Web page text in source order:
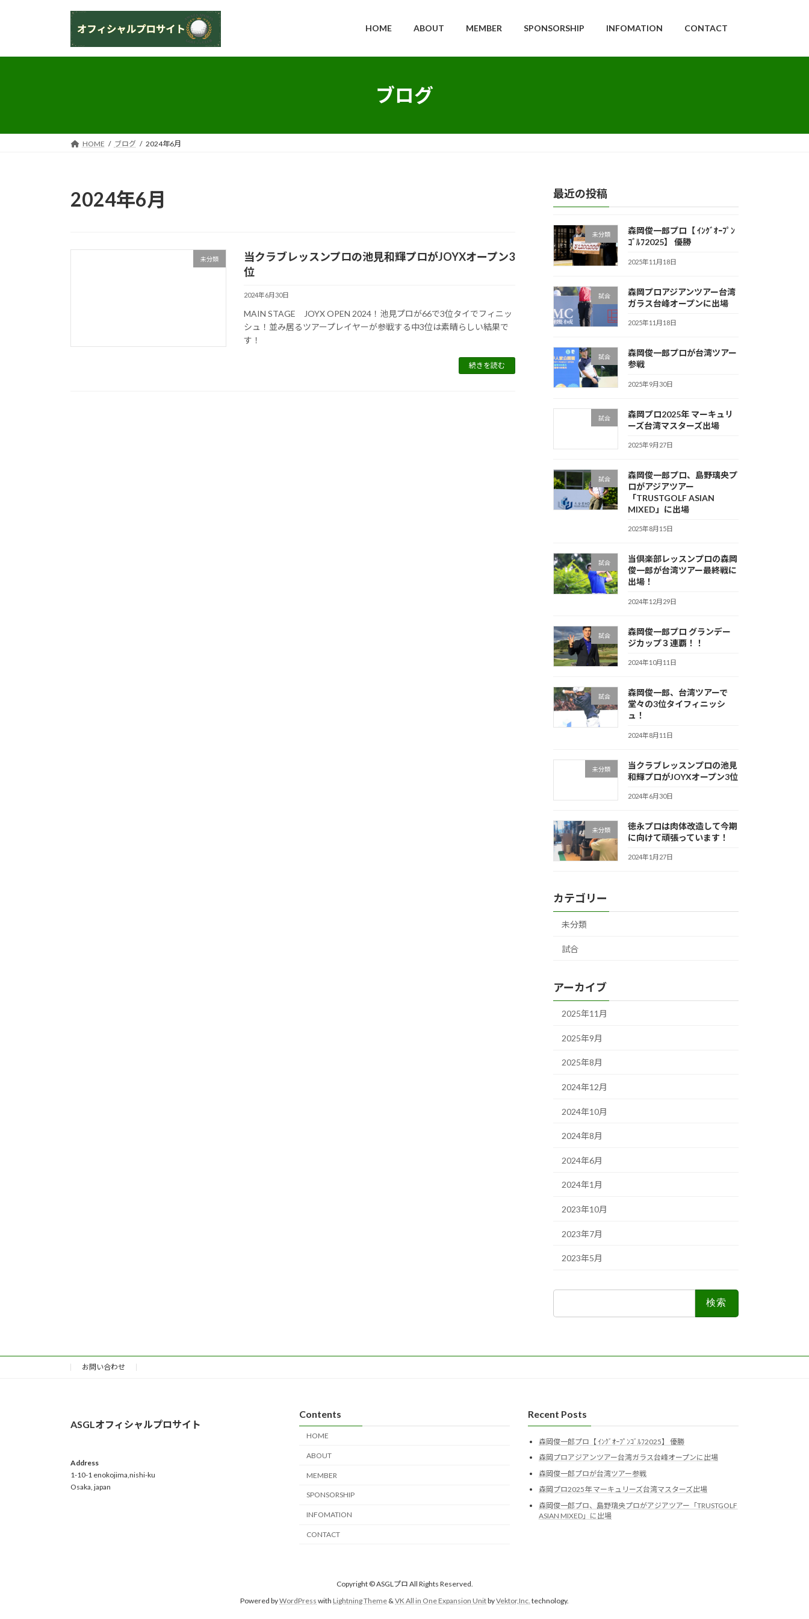
プ
動
HOME ABOUT MEMBER SPONSORSHIP INFOMATION CONTACT
ブログ
HOME ブログ 2024年6月
2024年6月
未分類
当クラブレッスンプロの池見和輝プロがJOYXオープン3
位
2024年6月30日
MAIN STAGE JOYX OPEN 2024！池見プロが66で3位タイでフィニッ
シュ！並み居るツアープレイヤーが参戦する中3位は素晴らしい結果で
す！
続きを読む
最近の投稿
未分類
森岡俊一郎プロ【 ｲﾝｸﾞｵｰﾌﾟﾝ
ｺﾞﾙﾌ2025】 優勝
2025年11月18日
試合
森岡プロアジアンツアー台湾
ガラス台峰オープンに出場
2025年11月18日
試合
森岡俊一郎プロが台湾ツアー
参戦
2025年9月30日
試合
森岡プロ2025年 マーキュリ
ーズ台湾マスターズ出場
2025年9月27日
試合
森岡俊一郎プロ、島野璃央プ
ロがアジアツアー
「TRUSTGOLF ASIAN
MIXED」に出場
2025年8月15日
試合
当倶楽部レッスンプロの森岡
俊一郎が台湾ツアー最終戦に
出場！
2024年12月29日
試合
森岡俊一郎プロ グランデー
ジカップ３連覇！！
2024年10月11日
試合
森岡俊一郎、台湾ツアーで
堂々の3位タイフィニッシ
ュ！
2024年8月11日
未分類
当クラブレッスンプロの池見
和輝プロがJOYXオープン3位
2024年6月30日
未分類
徳永プロは肉体改造して今期
に向けて頑張っています！
2024年1月27日
カテゴリー
未分類
試合
アーカイブ
2025年11月
2025年9月
2025年8月
2024年12月
2024年10月
2024年8月
2024年6月
2024年1月
2023年10月
2023年7月
2023年5月
お問い合わせ
ASGLオフィシャルプロサイト
Address
1-10-1 enokojima,nishi-ku
Osaka, japan
Contents
HOME
ABOUT
MEMBER
SPONSORSHIP
INFOMATION
CONTACT
Recent Posts
森岡俊一郎プロ【 ｲﾝｸﾞｵｰﾌﾟﾝｺﾞﾙﾌ2025】 優勝
森岡プロアジアンツアー台湾ガラス台峰オープンに出場
森岡俊一郎プロが台湾ツアー参戦
森岡プロ2025年 マーキュリーズ台湾マスターズ出場
森岡俊一郎プロ、島野璃央プロがアジアツアー「TRUSTGOLF
ASIAN MIXED」に出場
Copyright © ASGLプロ All Rights Reserved.
Powered byWordPress with Lightning Theme &VK All in One Expansion UnitbyVektor,Inc. technology.